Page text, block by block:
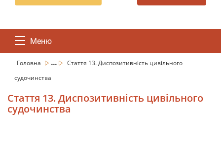
Меню
Головна ...
Стаття 13. Диспозитивність цивільного
судочинства
Стаття 13. Диспозитивність цивільного
судочинства